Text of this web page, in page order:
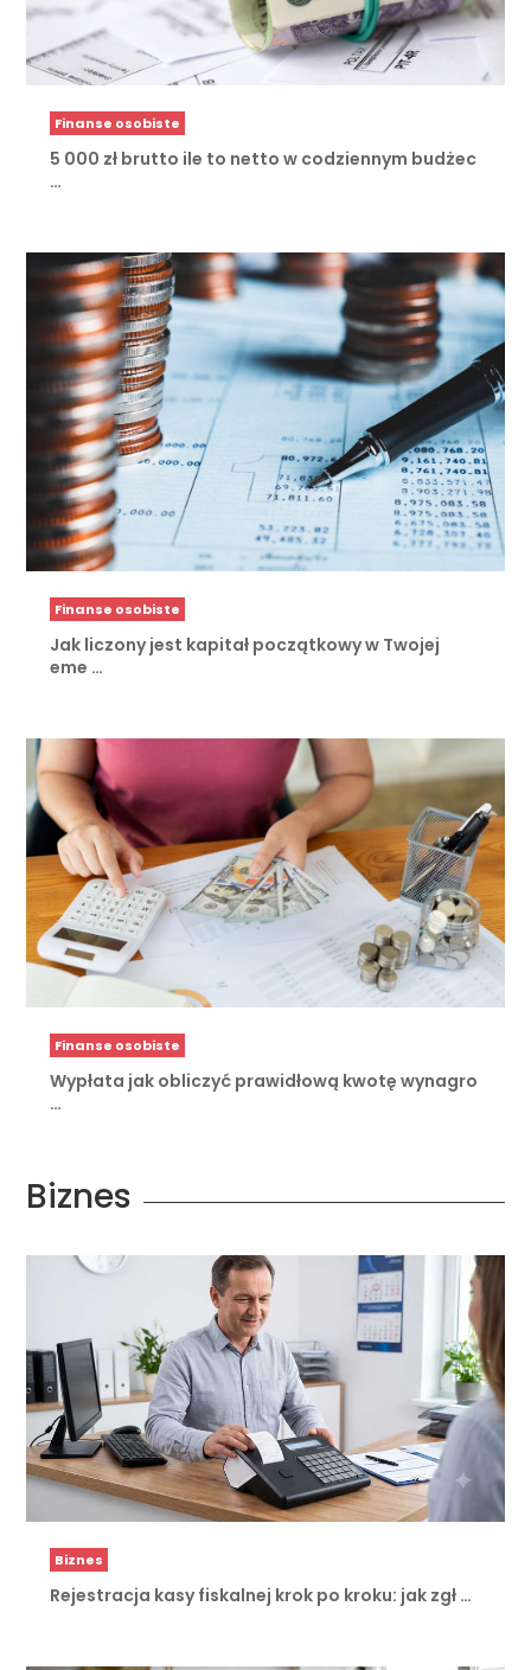
Finanse osobiste
5 000 zł brutto ile to netto w codziennym budżec
…
Finanse osobiste
Jak liczony jest kapitał początkowy w Twojej
eme …
Finanse osobiste
Wypłata jak obliczyć prawidłową kwotę wynagro
…
Biznes
Biznes
Rejestracja kasy fiskalnej krok po kroku: jak zgł …